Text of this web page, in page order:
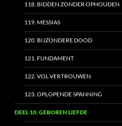
118. BIDDEN ZONDER OPHOUDEN
119. MESSIAS
120. BIJZONDERE DOOD
121. FUNDAMENT
122. VOL VERTROUWEN
123. OPLOPENDE SPANNING
DEEL 10. GEBOREN LIEFDE